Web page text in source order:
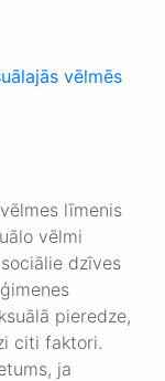
līmenis
vēlmi
dzīves
pieredze,
citi faktori.
ja